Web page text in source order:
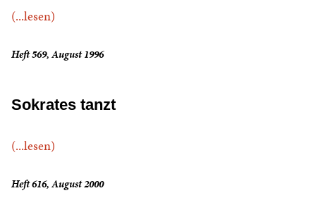
(...lesen)
Heft 569, August 1996
Sokrates tanzt
(...lesen)
Heft 616, August 2000